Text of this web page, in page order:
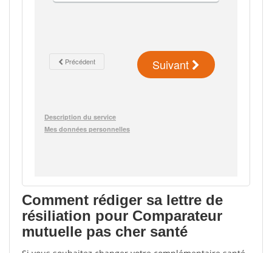
Comment rédiger sa lettre de
résiliation pour Comparateur
mutuelle pas cher santé